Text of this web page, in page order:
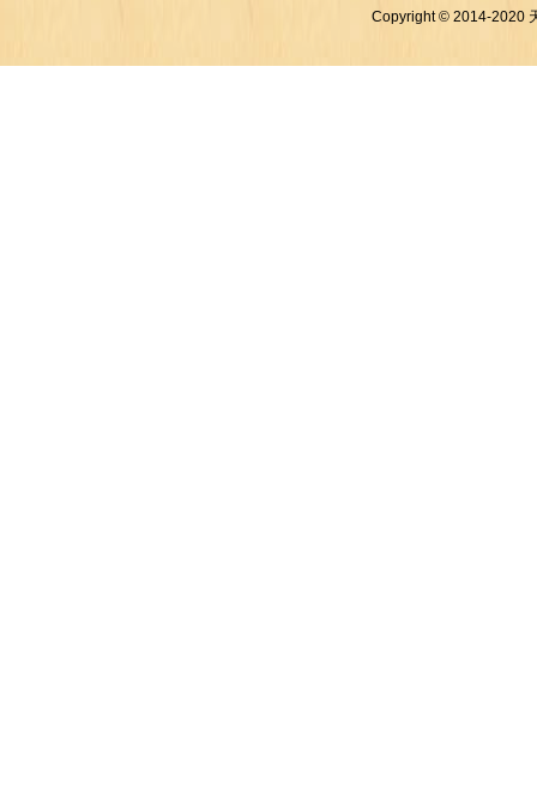
Copyright © 2014-2020